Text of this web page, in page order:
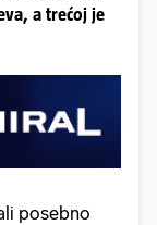
a trećoj je
posebno